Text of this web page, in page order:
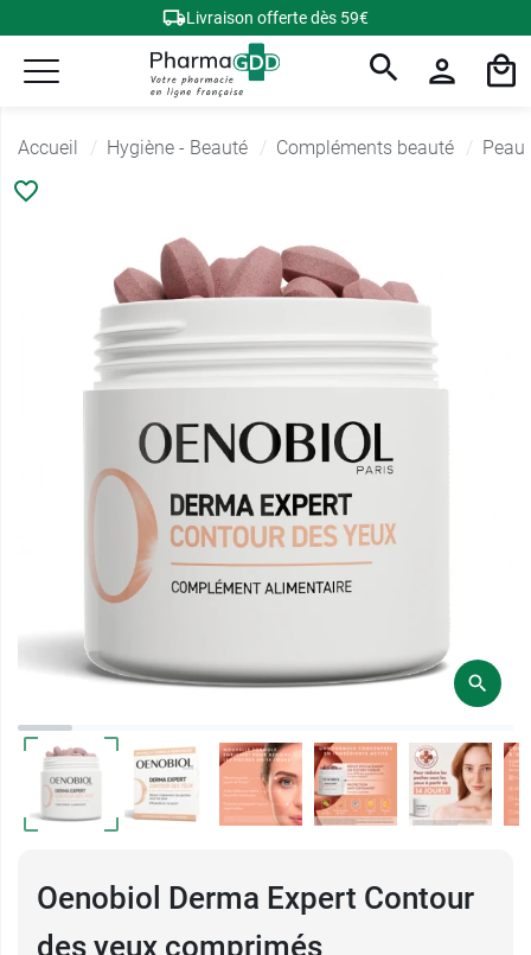
Livraison offerte dès 59€
Accueil Hygiène - Beauté Compléments beauté Peau
Oenobiol Derma Expert Contour
des yeux comprimés